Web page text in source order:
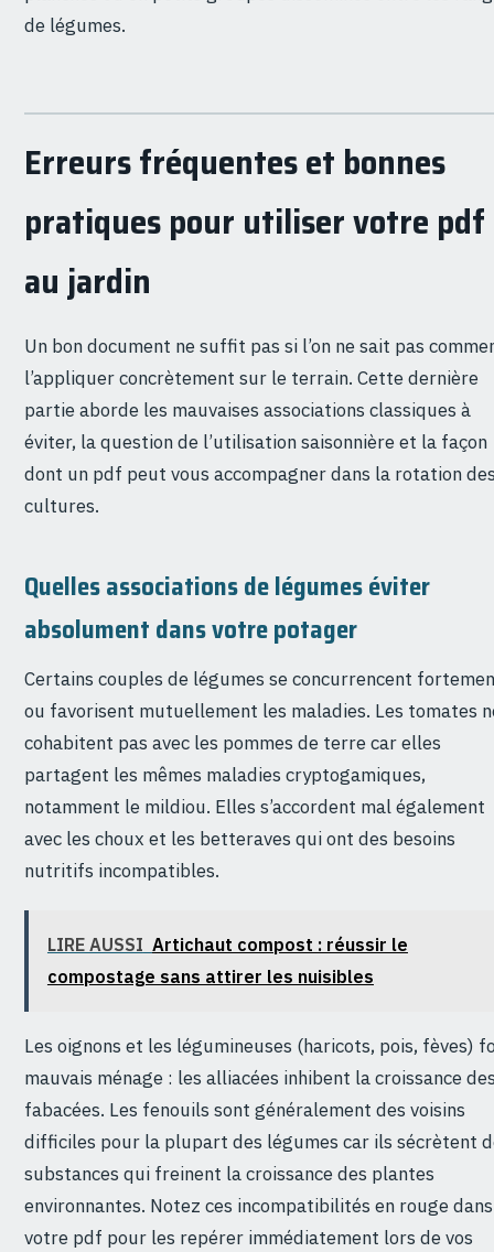
de légumes.
Erreurs fréquentes et bonnes
pratiques pour utiliser votre pdf
au jardin
Un bon document ne suffit pas si l’on ne sait pas
l’appliquer concrètement sur le terrain. Cette dernière
partie aborde les mauvaises associations classiques à
éviter, la question de l’utilisation saisonnière et la façon
dont un pdf peut vous accompagner dans la rotation
cultures.
Quelles associations de légumes éviter
absolument dans votre potager
Certains couples de légumes se concurrencent
ou favorisent mutuellement les maladies. Les tomates
cohabitent pas avec les pommes de terre car elles
partagent les mêmes maladies cryptogamiques,
notamment le mildiou. Elles s’accordent mal également
avec les choux et les betteraves qui ont des besoins
nutritifs incompatibles.
LIRE AUSSI Artichaut compost : réussir le
compostage sans attirer les nuisibles
Les oignons et les légumineuses (haricots, pois, fèves)
mauvais ménage : les alliacées inhibent la croissance
fabacées. Les fenouils sont généralement des voisins
difficiles pour la plupart des légumes car ils sécrètent
substances qui freinent la croissance des plantes
environnantes. Notez ces incompatibilités en rouge dans
votre pdf pour les repérer immédiatement lors de vos